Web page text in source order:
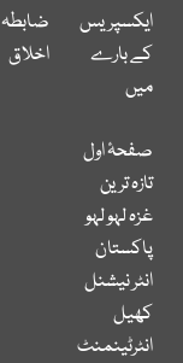
ایکسپریس
کے بارے
میں
ضابطہ
اخلاق
صفحۂ اول
تازہ ترین
غزہ لہو لہو
پاکستان
انٹر نیشنل
کھیل
انٹرٹینمنٹ